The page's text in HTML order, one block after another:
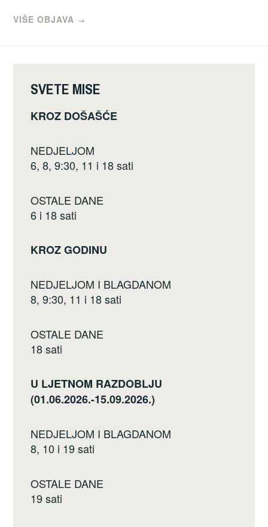
VIŠE OBJAVA →
SVETE MISE
KROZ DOŠAŠĆE
NEDJELJOM
6, 8, 9:30, 11 i 18 sati
OSTALE DANE
6 i 18 sati
KROZ GODINU
NEDJELJOM I BLAGDANOM
8, 9:30, 11 i 18 sati
OSTALE DANE
18 sati
U LJETNOM RAZDOBLJU
(01.06.2026.-15.09.2026.)
NEDJELJOM I BLAGDANOM
8, 10 i 19 sati
OSTALE DANE
19 sati